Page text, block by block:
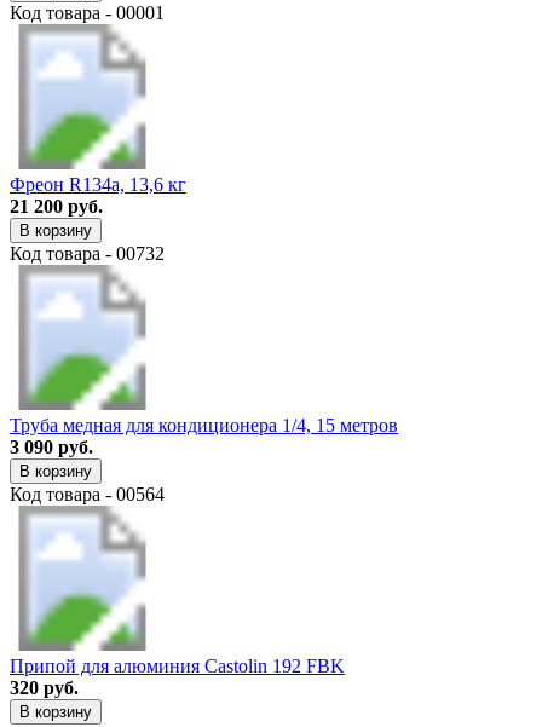
Код товара - 00001
Фреон R134a, 13,6 кг
21 200 руб.
В корзину
Код товара - 00732
Труба медная для кондиционера 1/4, 15 метров
3 090 руб.
В корзину
Код товара - 00564
Припой для алюминия Castolin 192 FBK
320 руб.
В корзину